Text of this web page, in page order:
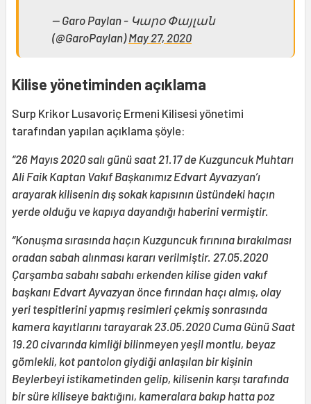
— Garo Paylan - Կարօ Փայլան
(@GaroPaylan)May 27, 2020
Kilise yönetiminden açıklama
Surp Krikor Lusavoriç Ermeni Kilisesi yönetimi
tarafından yapılan açıklama şöyle:
“26 Mayıs 2020 salı günü saat 21.17 de Kuzguncuk Muhtarı
Ali Faik Kaptan Vakıf Başkanımız Edvart Ayvazyan’ı
arayarak kilisenin dış sokak kapısının üstündeki haçın
yerde olduğu ve kapıya dayandığı haberini vermiştir.
“Konuşma sırasında haçın Kuzguncuk fırınına bırakılması
oradan sabah alınması kararı verilmiştir. 27.05.2020
Çarşamba sabahı sabahı erkenden kilise giden vakıf
başkanı Edvart Ayvazyan önce fırından haçı almış, olay
yeri tespitlerini yapmış resimleri çekmiş sonrasında
kamera kayıtlarını tarayarak 23.05.2020 Cuma Günü Saat
19.20 civarında kimliği bilinmeyen yeşil montlu, beyaz
gömlekli, kot pantolon giydiği anlaşılan bir kişinin
Beylerbeyi istikametinden gelip, kilisenin karşı tarafında
bir süre kiliseye baktığını, kameralara bakıp hatta poz